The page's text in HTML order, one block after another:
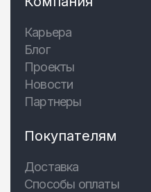
Карьера
Блог
Проекты
Новости
Партнеры
Покупателям
Доставка
Способы оплаты